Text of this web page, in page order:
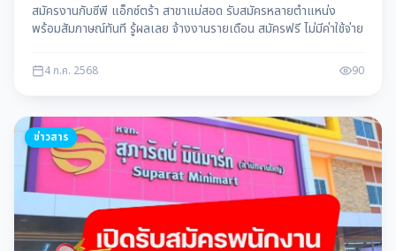
สมัครงานกับซีพี แอ็กซ์ตร้า สาขาแม่สอด รับสมัครหลายตำแหน่ง
พร้อมสัมภาษณ์ทันที รู้ผลเลย จ้างงานรายเดือน สมัครฟรี ไม่มีค่าใช้จ่าย
4 ก.ค. 2568 90
ข่าวสาร